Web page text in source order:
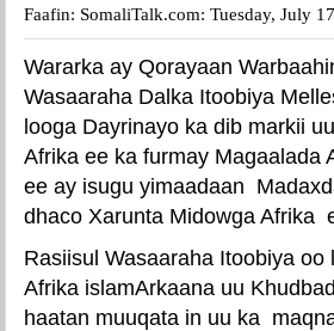
Faafin: SomaliTalk.com: Tuesday, July
Wararka ay Qorayaan
Wasaaraha Dalka Itoobiya
looga Dayrinayo ka dib markii
Afrika ee ka furmay Magaalada
ee ay isugu yimaadaan
dhaco Xarunta Midowga Afrika
Rasiisul Wasaaraha Itoobiya
Afrika islamArkaana uu
haatan muuqata in uu ka